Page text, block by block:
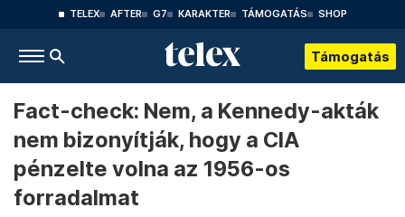
TELEX AFTER G7 KARAKTER TÁMOGATÁS SHOP
Támogatás
Fact-check: Nem, a Kennedy-akták
nem bizonyítják, hogy a CIA
pénzelte volna az 1956-os
forradalmat